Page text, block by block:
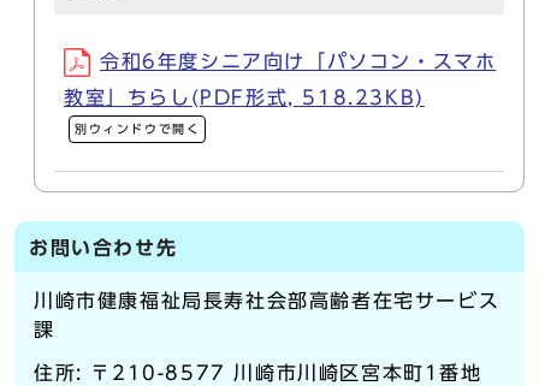
令和6年度シニア向け「パソコン・スマホ
教室」ちらし(PDF形式, 518.23KB)
別ウィンドウで開く
お問い合わせ先
川崎市健康福祉局長寿社会部高齢者在宅サービス
課
住所: 〒210-8577 川崎市川崎区宮本町1番地